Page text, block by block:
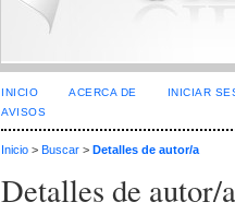
INICIO ACERCA DE INICIAR
AVISOS
Inicio > Buscar > Detalles de autor/a
Detalles de autor/a